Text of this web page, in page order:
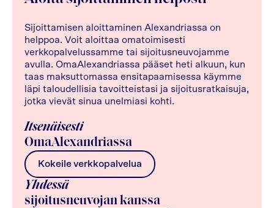
Sijoittamisen aloittaminen Alexandriassa on
helppoa. Voit aloittaa omatoimisesti
verkkopalvelussamme tai sijoitusneuvojamme
avulla. OmaAlexandriassa pääset heti alkuun, kun
taas maksuttomassa ensitapaamisessa käymme
läpi taloudellisia tavoitteistasi ja sijoitusratkaisuja,
jotka vievät sinua unelmiasi kohti.
Itsenäisesti
OmaAlexandriassa
Kokeile verkkopalvelua
Yhdessä
sijoitusneuvojan kanssa